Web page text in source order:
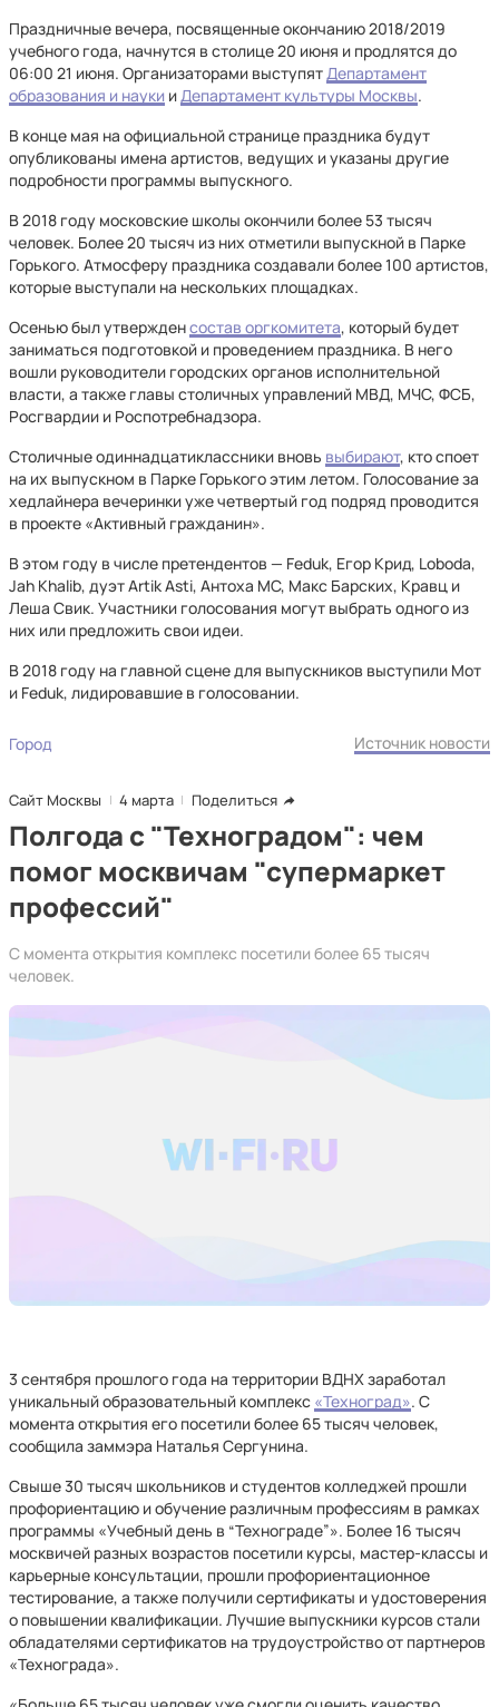
Праздничные вечера, посвященные окончанию 2018/2019
учебного года, начнутся в столице 20 июня и продлятся до
06:00 21 июня. Организаторами выступятДепартамент
образования и науки иДепартамент культуры Москвы.
В конце мая на официальной странице праздника будут
опубликованы имена артистов, ведущих и указаны другие
подробности программы выпускного.
В 2018 году московские школы окончили более 53 тысяч
человек. Более 20 тысяч из них отметили выпускной в Парке
Горького. Атмосферу праздника создавали более 100 артистов,
которые выступали на нескольких площадках.
Осенью был утвержденсостав оргкомитета, который будет
заниматься подготовкой и проведением праздника. В него
вошли руководители городских органов исполнительной
власти, а также главы столичных управлений МВД, МЧС, ФСБ,
Росгвардии и Роспотребнадзора.
Столичные одиннадцатиклассники вновь выбирают, кто споет
на их выпускном в Парке Горького этим летом. Голосование за
хедлайнера вечеринки уже четвертый год подряд проводится
в проекте «Активный гражданин».
В этом году в числе претендентов — Feduk, Егор Крид, Loboda,
Jah Khalib, дуэт Artik Asti, Антоха МС, Макс Барских, Кравц и
Леша Свик. Участники голосования могут выбрать одного из
них или предложить свои идеи.
В 2018 году на главной сцене для выпускников выступили Мот
и Feduk, лидировавшие в голосовании.
Город Источник новости
Сайт Москвы 4 марта Поделиться
Полгода с "Техноградом": чем
помог москвичам "супермаркет
профессий"
С момента открытия комплекс посетили более 65 тысяч
человек.
3 сентября прошлого года на территории ВДНХ заработал
уникальный образовательный комплекс «Техноград». С
момента открытия его посетили более 65 тысяч человек,
сообщила заммэра Наталья Сергунина.
Свыше 30 тысяч школьников и студентов колледжей прошли
профориентацию и обучение различным профессиям в рамках
программы «Учебный день в “Технограде”». Более 16 тысяч
москвичей разных возрастов посетили курсы, мастер-классы и
карьерные консультации, прошли профориентационное
тестирование, а также получили сертификаты и удостоверения
о повышении квалификации. Лучшие выпускники курсов стали
обладателями сертификатов на трудоустройство от партнеров
«Технограда».